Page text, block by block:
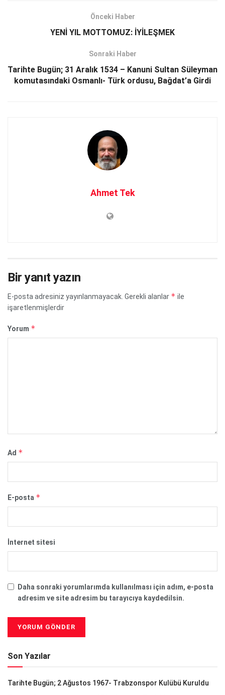
Önceki Haber
YENİ YIL MOTTOMUZ: İYİLEŞMEK
Sonraki Haber
Tarihte Bugün; 31 Aralık 1534 – Kanuni Sultan Süleyman
komutasındaki Osmanlı- Türk ordusu, Bağdat’a Girdi
Ahmet Tek
Bir yanıt yazın
E-posta adresiniz yayınlanmayacak. Gerekli alanlar * ile
işaretlenmişlerdir
Yorum *
Ad *
E-posta *
İnternet sitesi
Daha sonraki yorumlarımda kullanılması için adım, e-posta
adresim ve site adresim bu tarayıcıya kaydedilsin.
Son Yazılar
Tarihte Bugün; 2 Ağustos 1967- Trabzonspor Kulübü Kuruldu